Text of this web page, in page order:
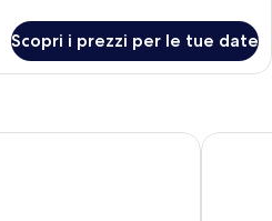
Scopri i prezzi per le tue date
& Fun - All Inclusive 24hNAU